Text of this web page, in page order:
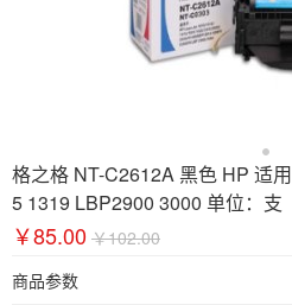
格之格 NT-C2612A 黑色 HP 适
5 1319 LBP2900 3000 单位：支
￥85.00 ￥102.00
商品参数